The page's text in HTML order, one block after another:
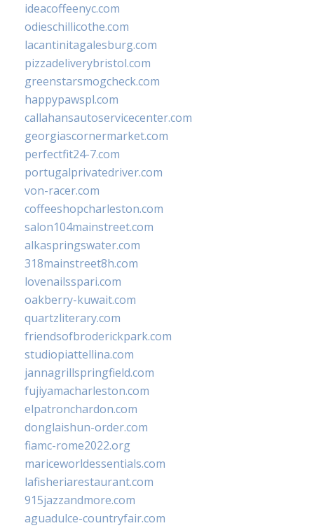
ideacoffeenyc.com
odieschillicothe.com
lacantinitagalesburg.com
pizzadeliverybristol.com
greenstarsmogcheck.com
happypawspl.com
callahansautoservicecenter.com
georgiascornermarket.com
perfectfit24-7.com
portugalprivatedriver.com
von-racer.com
coffeeshopcharleston.com
salon104mainstreet.com
alkaspringswater.com
318mainstreet8h.com
lovenailsspari.com
oakberry-kuwait.com
quartzliterary.com
friendsofbroderickpark.com
studiopiattellina.com
jannagrillspringfield.com
fujiyamacharleston.com
elpatronchardon.com
donglaishun-order.com
fiamc-rome2022.org
mariceworldessentials.com
lafisheriarestaurant.com
915jazzandmore.com
aguadulce-countryfair.com